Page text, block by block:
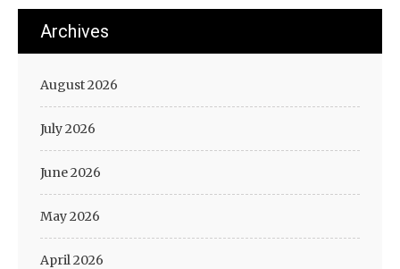
Archives
August 2026
July 2026
June 2026
May 2026
April 2026